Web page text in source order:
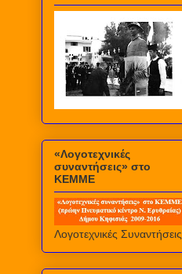
«Λογοτεχνικές
συναντήσεις» στο
ΚΕΜΜΕ
Λογοτεχνικές Συναντήσεις